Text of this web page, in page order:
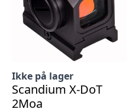
Ikke på lager
Scandium X-DoT
2Moa